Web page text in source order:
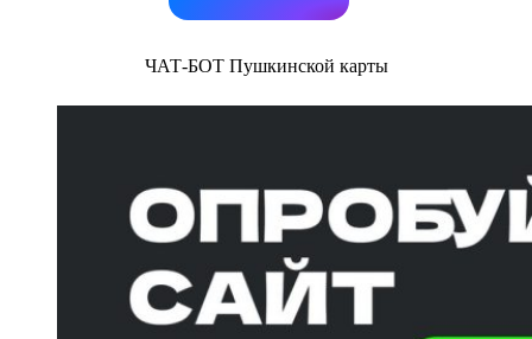
ЧАТ-БОТ Пушкинской карты